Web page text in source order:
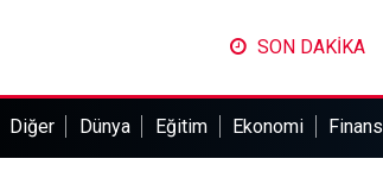
SON DAKİKA
Diğer Dünya Eğitim Ekonomi Finans